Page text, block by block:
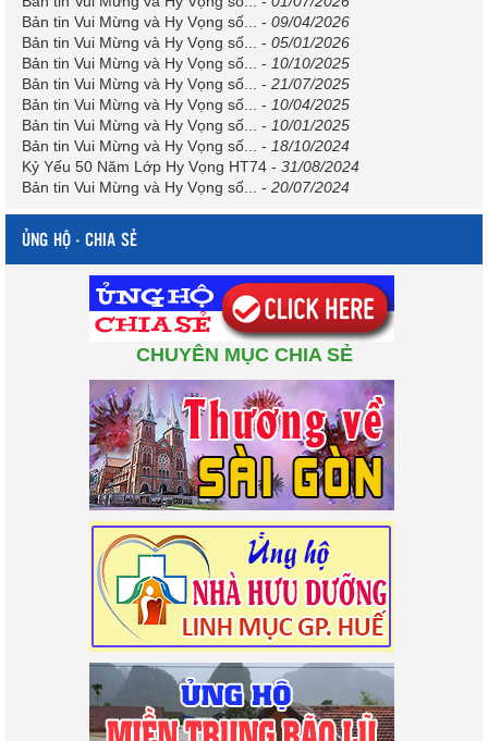
Bản tin Vui Mừng và Hy Vọng số... - 09/04/2026
Bản tin Vui Mừng và Hy Vọng số... - 05/01/2026
Bản tin Vui Mừng và Hy Vọng số... - 10/10/2025
Bản tin Vui Mừng và Hy Vọng số... - 21/07/2025
Bản tin Vui Mừng và Hy Vọng số... - 10/04/2025
Bản tin Vui Mừng và Hy Vọng số... - 10/01/2025
Bản tin Vui Mừng và Hy Vọng số... - 18/10/2024
Kỷ Yếu 50 Năm Lớp Hy Vọng HT74 - 31/08/2024
Bản tin Vui Mừng và Hy Vọng số... - 20/07/2024
ỦNG HỘ - CHIA SẺ
CHUYÊN MỤC CHIA SẺ